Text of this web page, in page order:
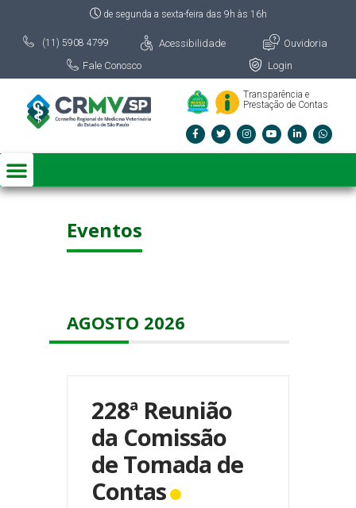
de segunda a sexta-feira das 9h às 16h
(11) 5908 4799 Acessibilidade
Ouvidoria
Fale Conosco
Login
Transparência e
Prestação de Contas
Eventos
AGOSTO 2026
228ª Reunião
da Comissão
de Tomada de
Contas